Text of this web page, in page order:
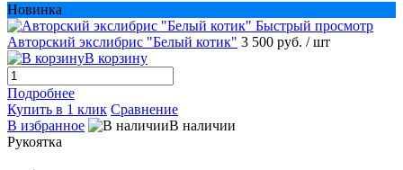
Новинка
Быстрый просмотр
Авторский экслибрис "Белый котик" 3 500 руб. / шт
В корзину
Подробнее
Купить в 1 клик Сравнение
В избранное
В наличии
Рукоятка